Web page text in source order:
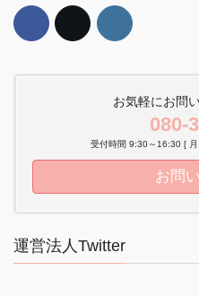
お気軽にお問
080-
受付時間 9:30～16:30 [
お問
運営法人Twitter